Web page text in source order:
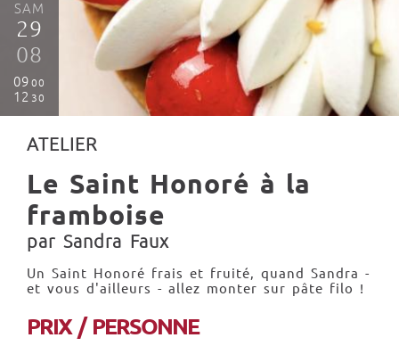
SAM
29
08
09 00
12 30
ATELIER
Le Saint Honoré à la
framboise
par Sandra Faux
Un Saint Honoré frais et fruité, quand Sandra -
et vous d'ailleurs - allez monter sur pâte filo !
PRIX / PERSONNE